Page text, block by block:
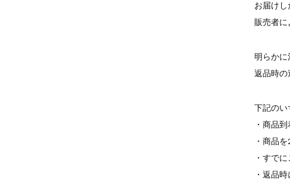
お届けし
販売者に
明らかに
返品時の
下記のい
・商品
・商品
・すで
・返品